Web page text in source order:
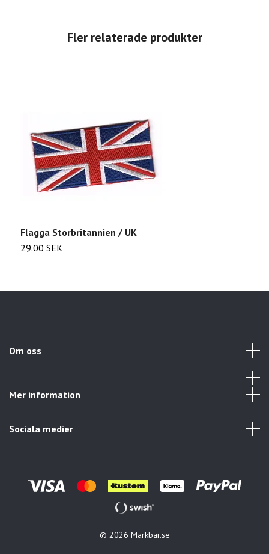
Flagga Storbritannien / UK
29.00 SEK
Om oss
Mer information
Sociala medier
© 2026 Märkbar.se